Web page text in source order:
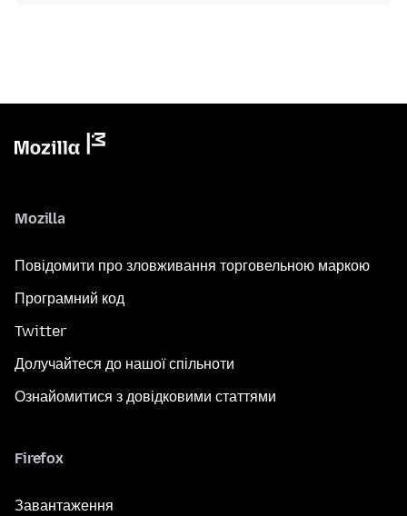
Mozilla
Повідомити про зловживання торговельною маркою
Програмний код
Twitter
Долучайтеся до нашої спільноти
Ознайомитися з довідковими статтями
Firefox
Завантаження